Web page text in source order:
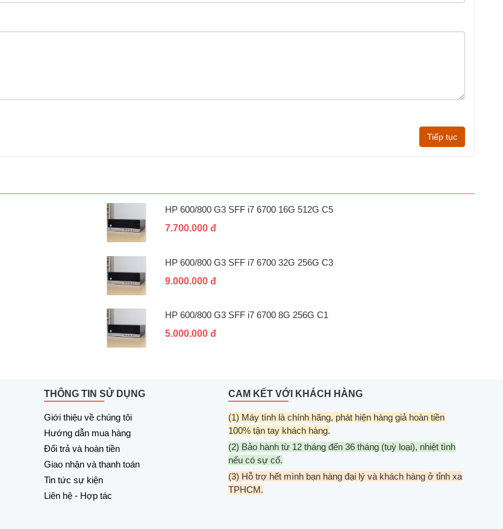
Tiếp tục
HP 600/800 G3 SFF i7 6700 16G 512G C5
7.700.000 đ
HP 600/800 G3 SFF i7 6700 32G 256G C3
9.000.000 đ
HP 600/800 G3 SFF i7 6700 8G 256G C1
5.000.000 đ
THÔNG TIN SỬ DỤNG
Giới thiệu về chúng tôi
Hướng dẫn mua hàng
Đổi trả và hoàn tiền
Giao nhận và thanh toán
Tin tức sự kiện
Liên hệ - Hợp tác
CAM KẾT VỚI KHÁCH HÀNG
(1) Máy tính là chính hãng, phát hiện hàng giả hoàn tiền
100% tận tay khách hàng.
(2) Bảo hành từ 12 tháng đến 36 tháng (tuỳ loại), nhiệt tình
nếu có sự cố.
(3) Hỗ trợ hết mình bạn hàng đại lý và khách hàng ở tỉnh xa
TPHCM.